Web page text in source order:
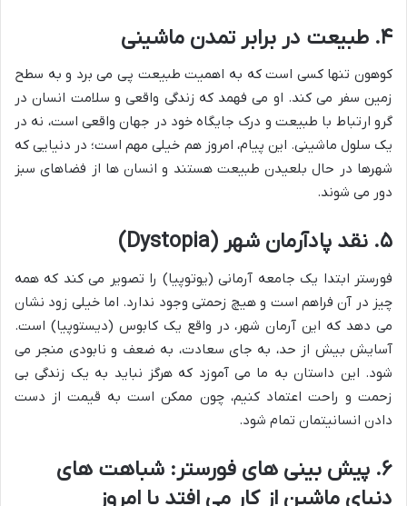
۴. طبیعت در برابر تمدن ماشینی
کوهون تنها کسی است که به اهمیت طبیعت پی می برد و به سطح
زمین سفر می کند. او می فهمد که زندگی واقعی و سلامت انسان در
گرو ارتباط با طبیعت و درک جایگاه خود در جهان واقعی است، نه در
یک سلول ماشینی. این پیام، امروز هم خیلی مهم است؛ در دنیایی که
شهرها در حال بلعیدن طبیعت هستند و انسان ها از فضاهای سبز
دور می شوند.
۵. نقد پادآرمان شهر (Dystopia)
فورستر ابتدا یک جامعه آرمانی (یوتوپیا) را تصویر می کند که همه
چیز در آن فراهم است و هیچ زحمتی وجود ندارد. اما خیلی زود نشان
می دهد که این آرمان شهر، در واقع یک کابوس (دیستوپیا) است.
آسایش بیش از حد، به جای سعادت، به ضعف و نابودی منجر می
شود. این داستان به ما می آموزد که هرگز نباید به یک زندگی بی
زحمت و راحت اعتماد کنیم، چون ممکن است به قیمت از دست
دادن انسانیتمان تمام شود.
۶. پیش بینی های فورستر: شباهت های
دنیای ماشین از کار می افتد با امروز